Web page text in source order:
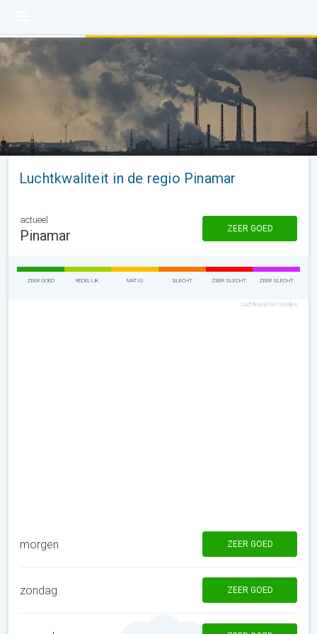
Luchtkwaliteit in de regio Pinamar
actueel
Pinamar ZEER GOED
ZEER GOED REDELIJK MATIG SLECHT ZEER SLECHT ZEER SLECHT
Luchtkwaliteitsindex
morgen ZEER GOED
zondag ZEER GOED